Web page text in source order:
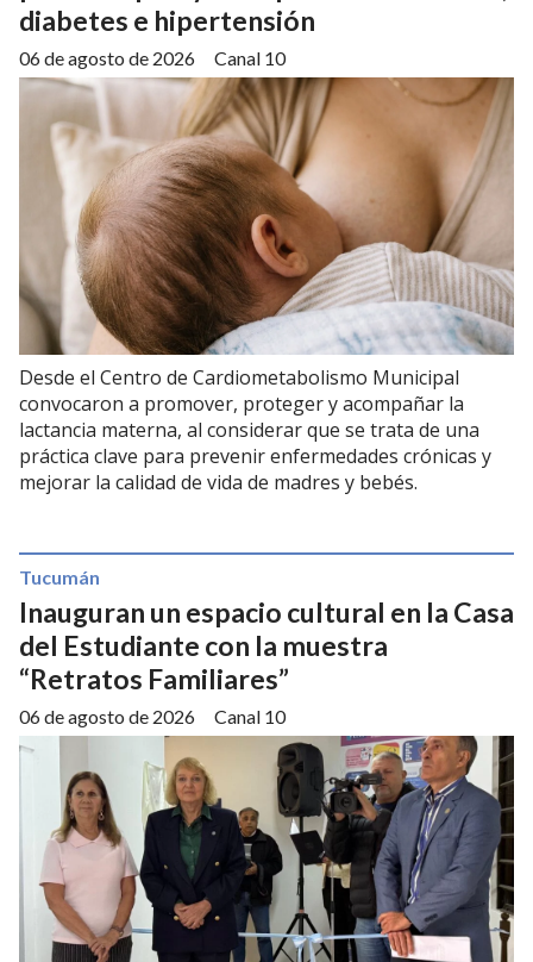
diabetes e hipertensión
Canal 10
06 de agosto de 2026
Desde el Centro de Cardiometabolismo Municipal
convocaron a promover, proteger y acompañar la
lactancia materna, al considerar que se trata de una
práctica clave para prevenir enfermedades crónicas y
mejorar la calidad de vida de madres y bebés.
Inauguran un espacio cultural en la Casa
del Estudiante con la muestra
“Retratos Familiares”
Canal 10
Tucumán
06 de agosto de 2026